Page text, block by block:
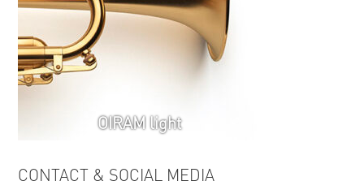
OIRAM light
CONTACT & SOCIAL MEDIA